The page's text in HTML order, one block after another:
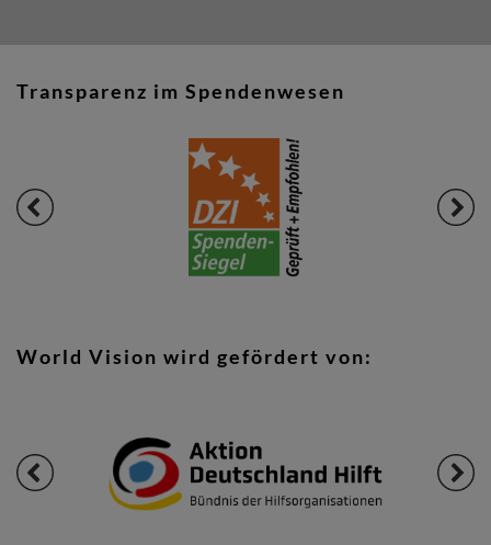
Transparenz im Spendenwesen
World Vision wird gefördert von: